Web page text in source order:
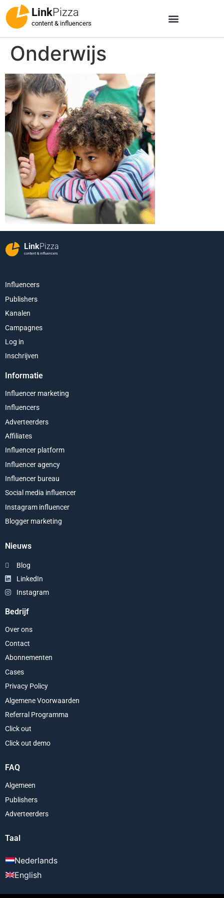
LinkPizza
content & influencers
Onderwijs
LinkPizza
content & influencers
Influencers
Publishers
Kanalen
Campagnes
Log in
Inschrijven
Informatie
Influencer marketing
Influencers
Adverteerders
Affiliates
Influencer platform
Influencer agency
Influencer bureau
Social media influencer
Instagram influencer
Blogger marketing
Nieuws
Blog
LinkedIn
Instagram
Bedrijf
Over ons
Contact
Abonnementen
Cases
Privacy Policy
Algemene Voorwaarden
Referral Programma
Click out
Click out demo
FAQ
Algemeen
Publishers
Adverteerders
Taal
Nederlands
English